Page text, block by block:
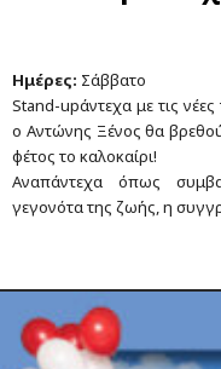
Ημέρες: Σάββατο
Stand-upάντεχα με τις
ο Αντώνης Ξένος θα
φέτος το καλοκαίρι!
Αναπάντεχα όπως
γεγονότα της ζωής, η